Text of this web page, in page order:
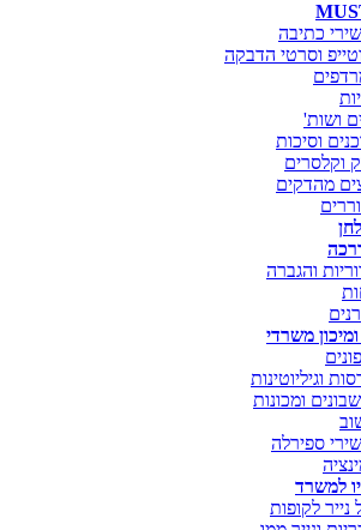
כתיבה
וסרטי הדבקה
ושות'
וסיכות
וקלסרים
מהדקים
והגברה
ומיכון משרדי
וגיליוטינות
ומכונות
ספירלה
למשרד
נייר לקופות